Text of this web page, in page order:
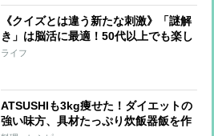
《クイズとは違う新たな刺激》「謎解
き」は脳活に最適！50代以上でも楽し
める「自宅で謎解き」「謎解き街歩
ライフ
ATSUSHIも3kg痩せた！ダイエットの
強い味方、具材たっぷり炊飯器飯を作